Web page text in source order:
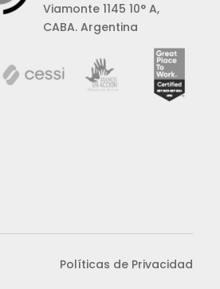
Viamonte 1145 10° A,
CABA. Argentina
Políticas de Privacidad